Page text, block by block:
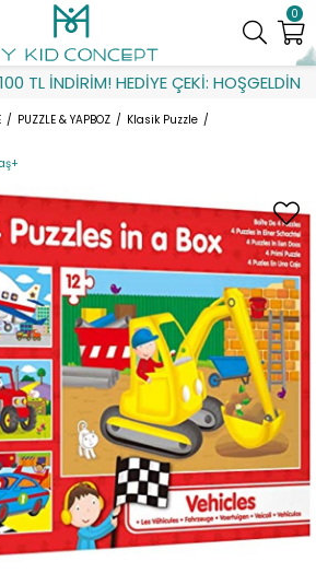
TL İNDİRİM! HEDİYE ÇEKİ: HOŞGELDİN
0
PUZZLE & YAPBOZ Klasik Puzzle